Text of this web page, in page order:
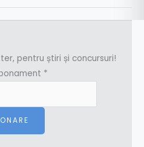
pentru știri și concursuri!
*